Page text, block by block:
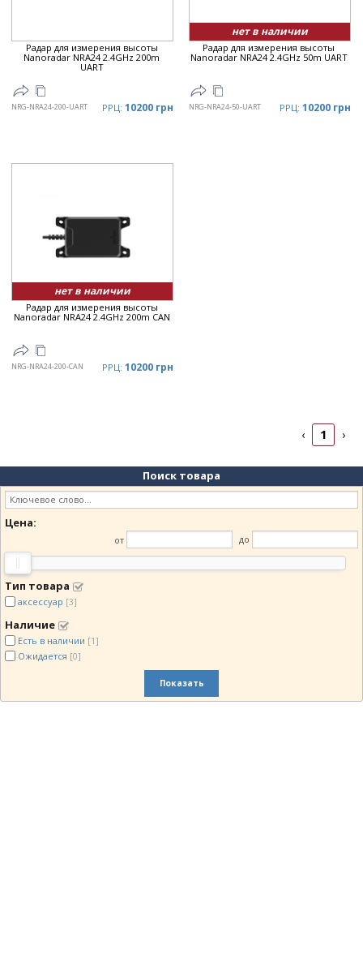
Радар для измерения высоты
Nanoradar NRA24 2.4GHz 200m
UART
NRG-NRA24-200-UART РРЦ: 10200 грн
нет в наличии
Радар для измерения высоты
Nanoradar NRA24 2.4GHz 50m UART
NRG-NRA24-50-UART РРЦ: 10200 грн
нет в наличии
Радар для измерения высоты
Nanoradar NRA24 2.4GHz 200m CAN
NRG-NRA24-200-CAN РРЦ: 10200 грн
‹ 1 ›
Поиск товара
Цена:
от до
Тип товара
аксессуар [3]
Наличие
Есть в наличии [1]
Ожидается [0]
Показать